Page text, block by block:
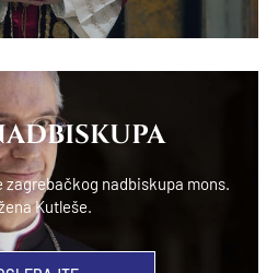
nadbiskupa mons.
Kutleše.